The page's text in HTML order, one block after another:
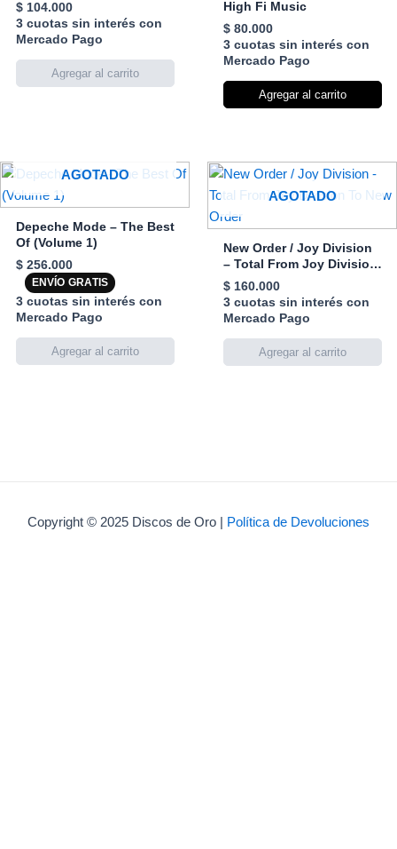
$104.000
3 cuotas sin interés con
Mercado Pago
High Fi Music
$80.000
3 cuotas sin interés con
Mercado Pago
Agregar al carrito
AGOTADO
Depeche Mode – The Best
Of (Volume 1)
$256.000
ENVÍO GRATIS
3 cuotas sin interés con
Mercado Pago
AGOTADO
New Order / Joy Division
– Total From Joy Division
To New Order
$160.000
3 cuotas sin interés con
Mercado Pago
Copyright © 2025 Discos de Oro | Política de Devoluciones